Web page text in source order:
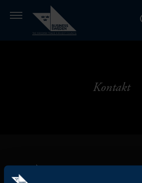
Kontakt